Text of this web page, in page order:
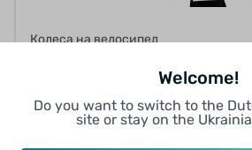
Колеса на велосипед
COMP, 622X14 FV, ВТУЛКА
BRAKE ПОД ЭКСЦЕНТРИК
(НЕРЖАВЕЙКА) ЧЕРНЫЕ
0 отзывов
Welcome!
Do you want to switch to the
site or stay on the